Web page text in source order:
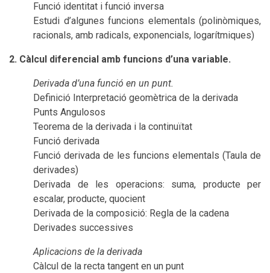
Funció identitat i funció inversa
Estudi d’algunes funcions elementals (polinòmiques,
racionals, amb radicals, exponencials, logarítmiques)
2. Càlcul diferencial amb funcions d’una variable.
Derivada d’una funció en un punt.
Definició Interpretació geomètrica de la derivada
Punts Angulosos
Teorema de la derivada i la continuïtat
Funció derivada
Funció derivada de les funcions elementals (Taula de
derivades)
Derivada de les operacions: suma, producte per
escalar, producte, quocient
Derivada de la composició: Regla de la cadena
Derivades successives
Aplicacions de la derivada
Càlcul de la recta tangent en un punt